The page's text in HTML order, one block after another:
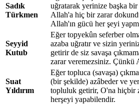
Sadık
Türkmen
uğratarak yerinize başka
Allah'a hiç bir zarar
Allah'ın gücü her şeyi
Seyyid
Kutub
Eğer topyekûn seferber
azaba uğratır ve sizin
getirir de siz savaşa
zarar veremezsiniz. Çünkü
Suat
Yıldırım
Eğer topluca (savaşa)
(bir şekilde) azâbeder ve
topluluk getirir, O'na hiçbir
herşeyi yapabilendir.